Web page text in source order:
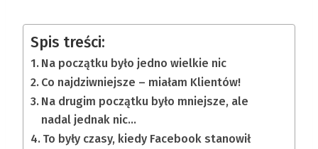
Spis treści:
Na początku było jedno wielkie nic
Co najdziwniejsze – miałam Klientów!
Na drugim początku było mniejsze, ale
nadal jednak nic…
To były czasy, kiedy Facebook stanowił